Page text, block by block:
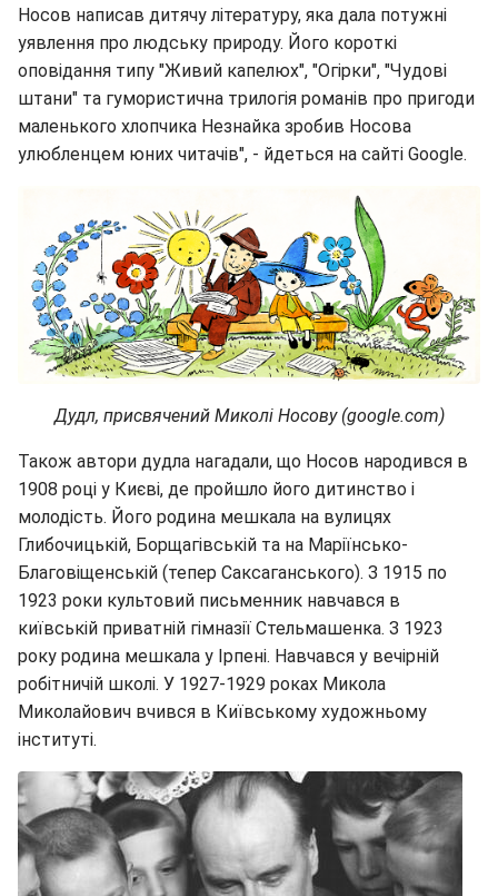
Носов написав дитячу літературу, яка дала потужні
уявлення про людську природу. Його короткі
оповідання типу "Живий капелюх", "Огірки", "Чудові
штани" та гумористична трилогія романів про пригоди
маленького хлопчика Незнайка зробив Носова
улюбленцем юних читачів", - йдеться на сайті Google.
Дудл, присвячений Миколі Носову (google.com)
Також автори дудла нагадали, що Носов народився в
1908 році у Києві, де пройшло його дитинство і
молодість. Його родина мешкала на вулицях
Глибочицькій, Борщагівській та на Маріїнсько-
Благовіщенській (тепер Саксаганського). З 1915 по
1923 роки культовий письменник навчався в
київській приватній гімназії Стельмашенка. З 1923
року родина мешкала у Ірпені. Навчався у вечірній
робітничій школі. У 1927-1929 роках Микола
Миколайович вчився в Київському художньому
інституті.